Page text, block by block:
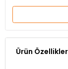
Ürün